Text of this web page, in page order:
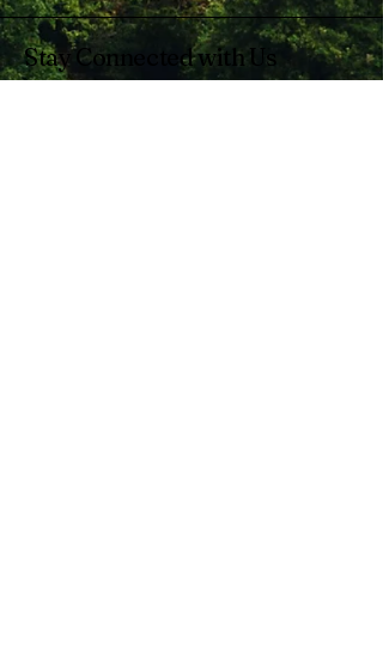
Stay Connected with Us